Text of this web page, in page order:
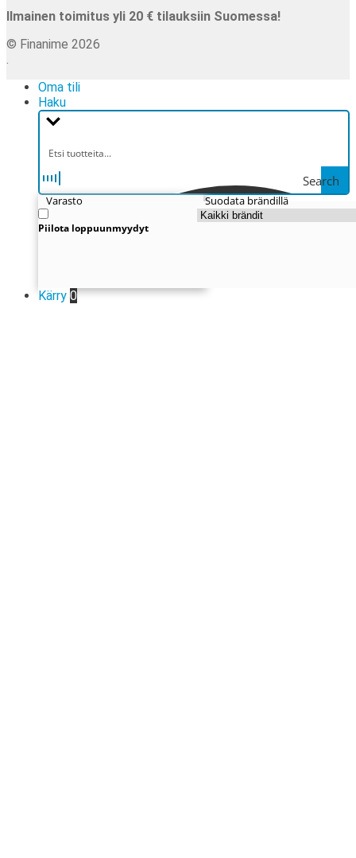
Ilmainen toimitus yli 20 € tilauksiin Suomessa!
© Finanime 2026
.
Oma tili
Haku
Search
Varasto
Piilota loppuunmyydyt
Suodata brändillä
Kärry 0